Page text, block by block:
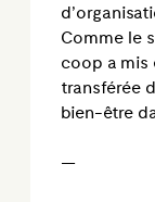
Comme le
coop a mis
transférée
bien-être
—